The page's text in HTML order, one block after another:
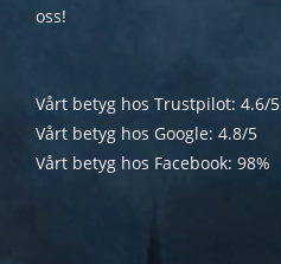
oss!
Vårt betyg hos Trustpilot: 4.6/5
Vårt betyg hos Google: 4.8/5
Vårt betyg hos Facebook: 98%